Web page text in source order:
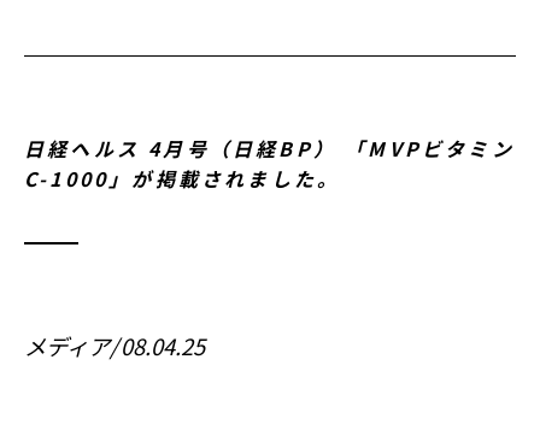
日経ヘルス 4月号（日経BP） 「MVPビタミン
C-1000」が掲載されました。
メディア 08.04.25